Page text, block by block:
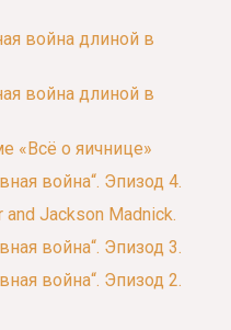
война длиной в
война длиной в
«Всё о яичнице»
война“. Эпизод 4.
and Jackson Madnick.
война“. Эпизод 3.
война“. Эпизод 2.